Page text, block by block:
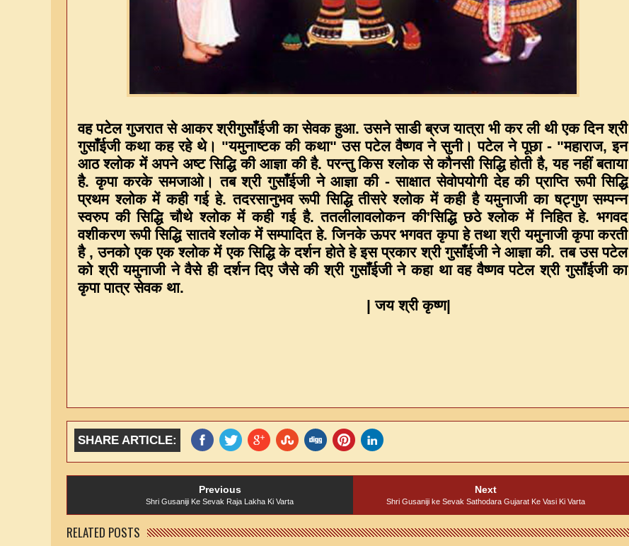
वह पटेल गुजरात से आकर श्रीगुसाँईजी का सेवक हुआ. उसने साडी ब्रज यात्रा भी कर ली थी एक दिन श्री
गुसाँईजी कथा कह रहे थे। "यमुनाष्टक की कथा" उस पटेल वैष्णव ने सुनी। पटेल ने पूछा - "महाराज, इन
आठ श्लोक में अपने अष्ट सिद्धि की आज्ञा की है. परन्तु किस श्लोक से कौनसी सिद्धि होती है, यह नहीं बताया
है. कृपा करके समजाओ। तब श्री गुसाँईजी ने आज्ञा की - साक्षात सेवोपयोगी देह की प्राप्ति रूपी सिद्धि
प्रथम श्लोक में कही गई हे. तदरसानुभव रूपी सिद्धि तीसरे श्लोक में कही है यमुनाजी का षट्गुण सम्पन्न
स्वरुप की सिद्धि चौथे श्लोक में कही गई है. ततलीलावलोकन की'सिद्धि छठे श्लोक में निहित हे. भगवद
वशीकरण रूपी सिद्धि सातवे श्लोक में सम्पादित हे. जिनके ऊपर भगवत कृपा हे तथा श्री यमुनाजी कृपा करती
है , उनको एक एक श्लोक में एक सिद्धि के दर्शन होते हे इस प्रकार श्री गुसाँईजी ने आज्ञा की. तब उस पटेल
को श्री यमुनाजी ने वैसे ही दर्शन दिए जैसे की श्री गुसाँईजी ने कहा था वह वैष्णव पटेल श्री गुसाँईजी का
कृपा पात्र सेवक था.
| जय श्री कृष्ण|
SHARE ARTICLE:
Previous
Shri Gusaniji Ke Sevak Raja Lakha Ki Varta
Next
Shri Gusaniji ke Sevak Sathodara Gujarat Ke Vasi Ki Varta
RELATED POSTS